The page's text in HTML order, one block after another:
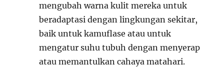
mengubah warna kulit mereka untuk
beradaptasi dengan lingkungan sekitar,
baik untuk kamuflase atau untuk
mengatur suhu tubuh dengan menyerap
atau memantulkan cahaya matahari.